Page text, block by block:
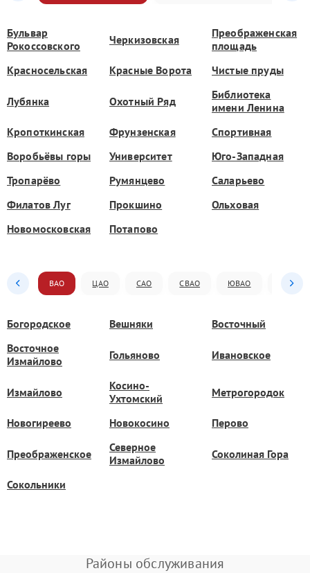
Бульвар
Рокоссовского
Черкизовская
Преображенская
площадь
Красносельская
Красные Ворота Чистые пруды
Лубянка Охотный Ряд
Библиотека
имени Ленина
Кропоткинская
Фрунзенская
Спортивная
Воробьёвы горы
Университет
Юго-Западная
Тропарёво
Румянцево
Саларьево
Филатов Луг
Прокшино
Ольховая
Новомосковская
Потапово
ВАО ЦАО САО СВАО ЮВАО ЮАО
Богородское Вешняки
Восточный
Восточное
Измайлово
Гольяново Ивановское
Измайлово
Косино-
Ухтомский
Метрогородок
Новогиреево Новокосино Перово
Преображенское
Северное
Измайлово
Соколиная Гора
Сокольники
Районы обслуживания